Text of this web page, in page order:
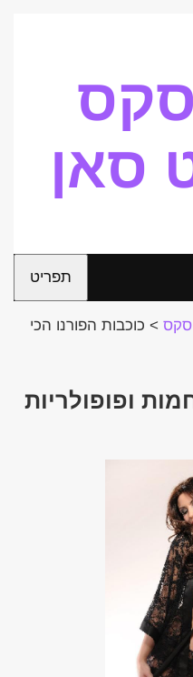
סקס
סאן
תפריט
סקס > כוכבות הפורנו הכי
ופופולריות